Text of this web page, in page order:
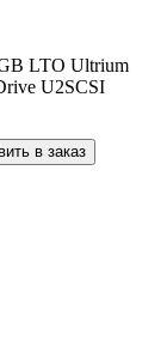
LTO Ultrium
U2SCSI